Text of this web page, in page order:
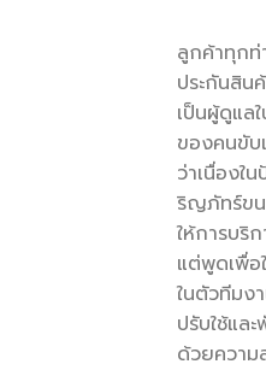
ลูกค้าทุกท่
ประกันสิน
เป็นผู้ดูแล
ของคนขับ
ว่าเนื่องใ
ริญภัทร์ขน
ให้การบริ
แต่พูดเพื่อ
ในตัวทีมง
ปรับใช้แล
ด้วยความ